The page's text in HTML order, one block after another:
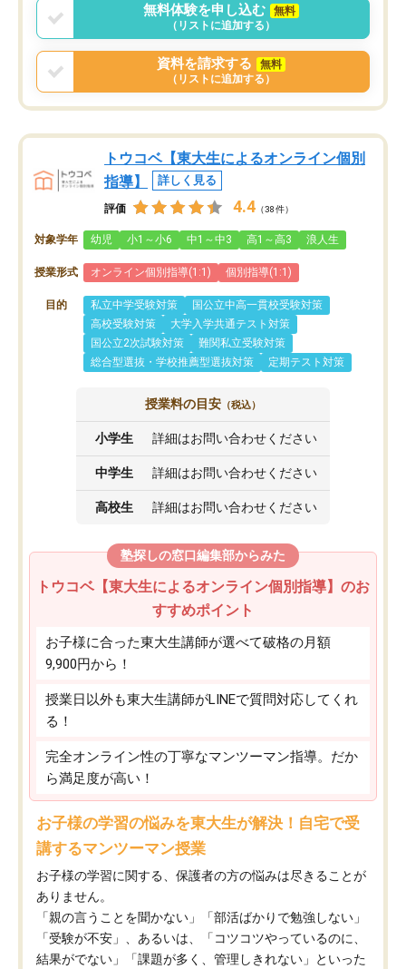
無料体験を申し込む
無料
（リストに追加する）
資料を請求する
無料
（リストに追加する）
トウコベ【東大生によるオンライン個別
指導】
詳しく見る
評価 4.4 （38件）
対象学年 幼児 小1～小6 中1～中3 高1～高3 浪人生
授業形式 オンライン個別指導(1:1) 個別指導(1:1)
目的 私立中学受験対策
国公立中高一貫校受験対策
高校受験対策
大学入学共通テスト対策
国公立2次試験対策
難関私立受験対策
総合型選抜・学校推薦型選抜対策
定期テスト対策
授業料の目安 （税込）
小学生 詳細はお問い合わせください
中学生 詳細はお問い合わせください
高校生 詳細はお問い合わせください
塾探しの窓口編集部からみた
トウコベ【東大生によるオンライン個別指導】のお
すすめポイント
お子様に合った東大生講師が選べて破格の月額
9,900円から！
授業日以外も東大生講師がLINEで質問対応してくれ
る！
完全オンライン性の丁寧なマンツーマン指導。だか
ら満足度が高い！
お子様の学習の悩みを東大生が解決！自宅で受
講するマンツーマン授業
お子様の学習に関する、保護者の方の悩みは尽きることが
ありません。
「親の言うことを聞かない」「部活ばかりで勉強しない」
「受験が不安」、あるいは、「コツコツやっているのに、
結果がでない」「課題が多く、管理しきれない」といった